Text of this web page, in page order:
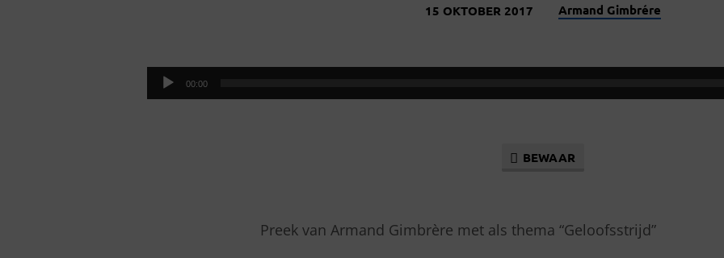
15 OKTOBER 2017 Armand Gimbrére
Audiospeler
00:00
BEWAAR
Preek van Armand Gimbrère met als thema “Geloofsstrijd”